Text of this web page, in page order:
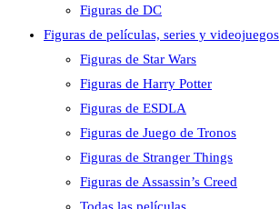
Figuras de DC
Figuras de películas, series y videojuegos
Figuras de Star Wars
Figuras de Harry Potter
Figuras de ESDLA
Figuras de Juego de Tronos
Figuras de Stranger Things
Figuras de Assassin’s Creed